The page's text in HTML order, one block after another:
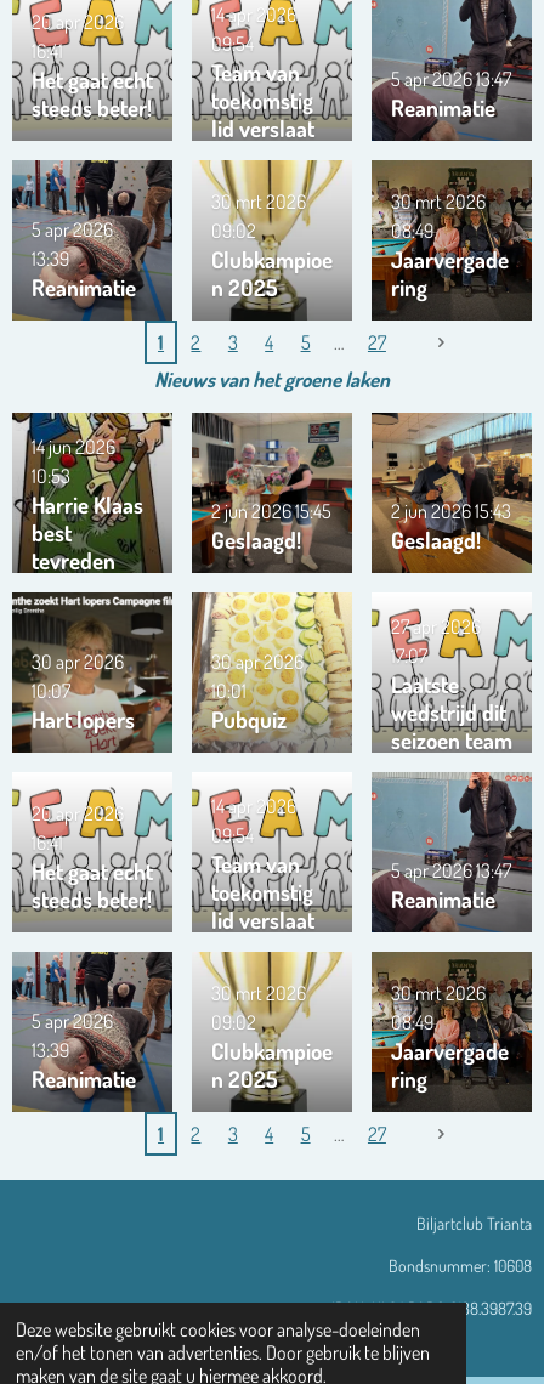
Deze website gebruikt cookies voor analyse-doeleinden
en/of het tonen van advertenties. Door gebruik te blijven
maken van de site gaat u hiermee akkoord.
Het gaat echt
steeds beter!
20 apr 2026
16:41
Team van
toekomstig
lid verslaat
ons team …
!!!
14 apr 2026
09:54
Reanimatie
5 apr 202613:47
Reanimatie
5 apr 2026
13:39
Clubkampioe
n 2025
30 mrt 2026
09:02
Jaarvergade
ring
30 mrt 2026
08:49
1 2 3 4 5 27
Nieuws van hetgroenelaken
Harrie Klaas
best
tevreden
14 jun 2026
10:53
Geslaagd!
2 jun 202615:45
Geslaagd!
2 jun 202615:43
Hart lopers
30 apr 2026
10:07
Pubquiz
30 apr 2026
10:01
Laatste
wedstrijd dit
seizoen team
Trianta 01
27 apr 2026
17:07
Het gaat echt
steeds beter!
20 apr 2026
16:41
Team van
toekomstig
lid verslaat
ons team …
!!!
14 apr 2026
09:54
Reanimatie
5 apr 202613:47
Reanimatie
5 apr 2026
13:39
Clubkampioe
n 2025
30 mrt 2026
09:02
Jaarvergade
ring
30 mrt 2026
08:49
1 2 3 4 5 27
Biljartclub Trianta
Bondsnummer: 10608
IBAN: NL94 RABO 0138.3987.39
© 2013 - 2026 Trianta-assen.nl